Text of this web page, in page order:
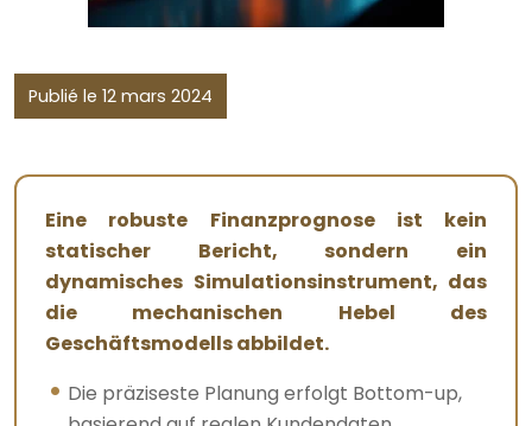
Publié le 12 mars 2024
Eine robuste Finanzprognose ist kein
statischer Bericht, sondern ein
dynamisches Simulationsinstrument, das
die mechanischen Hebel des
Geschäftsmodells abbildet.
Die präziseste Planung erfolgt Bottom-up,